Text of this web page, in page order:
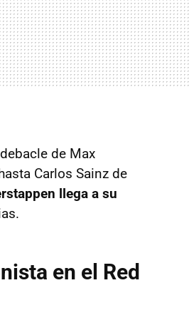
de Max
Carlos Sainz de
llega a su
en el Red